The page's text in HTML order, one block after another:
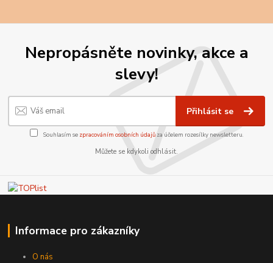
Nepropásněte novinky, akce a
slevy!
Přihlásit se
Souhlasím se zpracováním osobních údajůza účelem rozesílky newsletteru.
Můžete se kdykoli odhlásit.
Informace pro zákazníky
O nás